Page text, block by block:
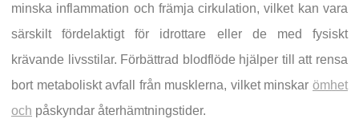
minska inflammation och främja cirkulation, vilket kan vara
särskilt fördelaktigt för idrottare eller de med fysiskt
krävande livsstilar. Förbättrad blodflöde hjälper till att rensa
bort metaboliskt avfall från musklerna, vilket minskar ömhet
och påskyndar återhämtningstider.